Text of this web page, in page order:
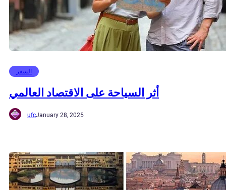
السفر
أثر السياحة على الاقتصاد العالمي
ufcJanuary 28, 2025